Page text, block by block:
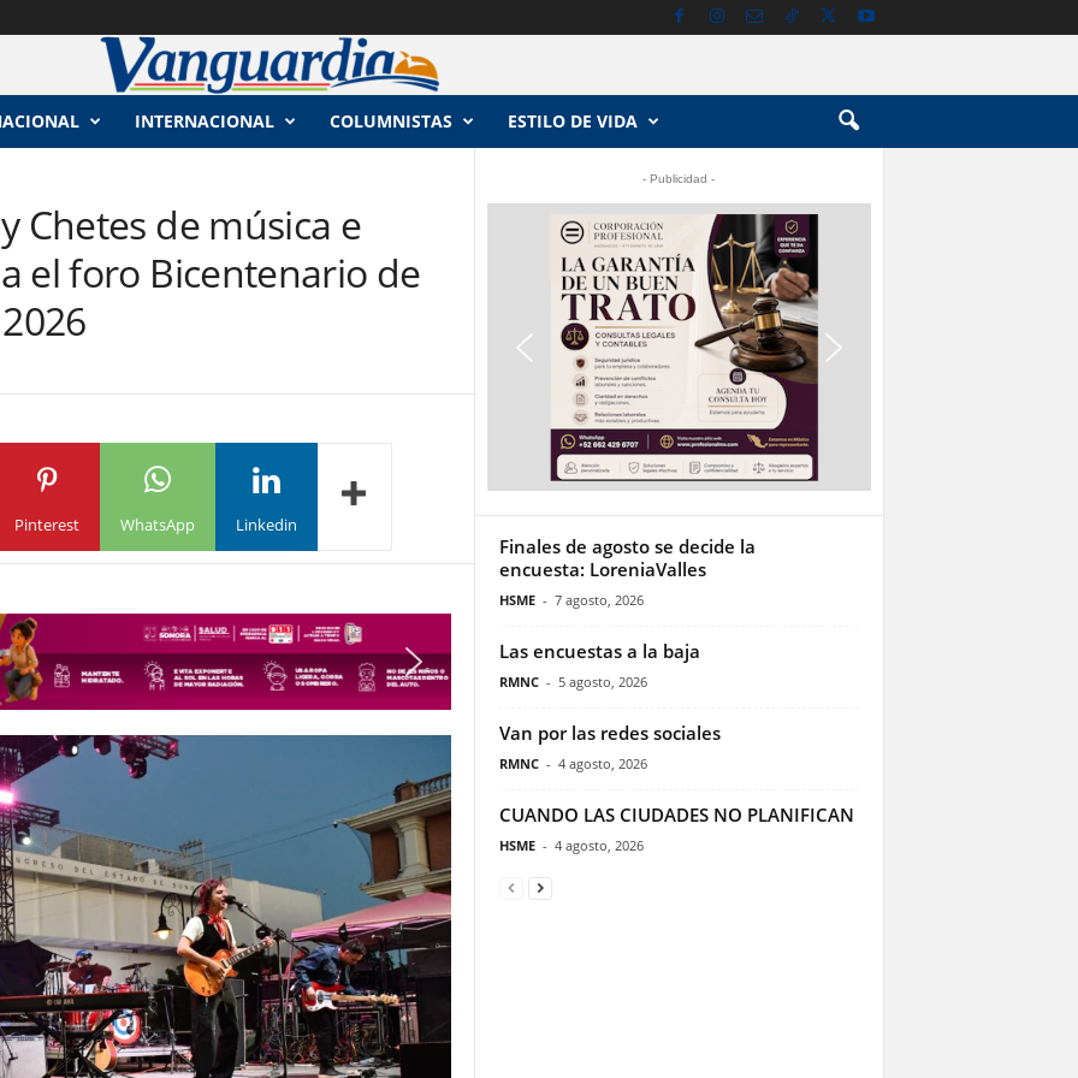
INTERNACIONAL COLUMNISTAS ESTILO DE VIDA
Chetes de música e
el foro Bicentenario de
Pinterest WhatsApp Linkedin
- Publicidad -
Finales de agosto se decide la
encuesta: LoreniaValles
HSME - 7 agosto, 2026
Las encuestas a la baja
RMNC - 5 agosto, 2026
Van por las redes sociales
RMNC - 4 agosto, 2026
CUANDO LAS CIUDADES NO PLANIFICAN
HSME - 4 agosto, 2026